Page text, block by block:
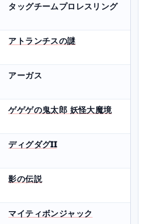
タッグチームプロレスリング
アトランチスの謎
アーガス
ゲゲゲの鬼太郎 妖怪大魔境
ディグダグII
影の伝説
マイティボンジャック